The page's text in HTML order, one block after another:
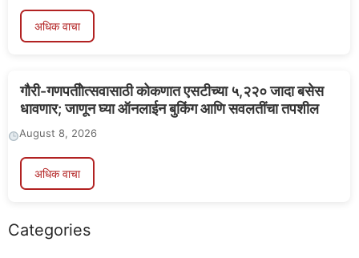
अधिक वाचा
गौरी-गणपतीोत्सवासाठी कोकणात एसटीच्या ५,२२० जादा बसेस
धावणार; जाणून घ्या ऑनलाईन बुकिंग आणि सवलतींचा तपशील
August 8, 2026
अधिक वाचा
Categories